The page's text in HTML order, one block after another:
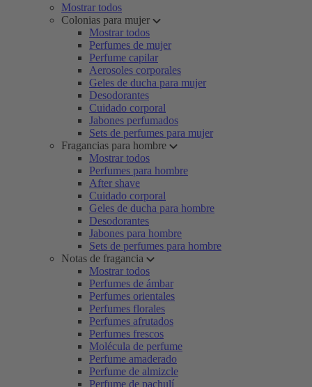
Mostrar todos
Colonias para mujer
Mostrar todos
Perfumes de mujer
Perfume capilar
Aerosoles corporales
Geles de ducha para mujer
Desodorantes
Cuidado corporal
Jabones perfumados
Sets de perfumes para mujer
Fragancias para hombre
Mostrar todos
Perfumes para hombre
After shave
Cuidado corporal
Geles de ducha para hombre
Desodorantes
Jabones para hombre
Sets de perfumes para hombre
Notas de fragancia
Mostrar todos
Perfumes de ámbar
Perfumes orientales
Perfumes florales
Perfumes afrutados
Perfumes frescos
Molécula de perfume
Perfume amaderado
Perfume de almizcle
Perfume de pachulí